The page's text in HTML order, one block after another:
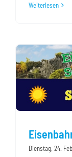
Weiterlesen
Dienstag, 24.